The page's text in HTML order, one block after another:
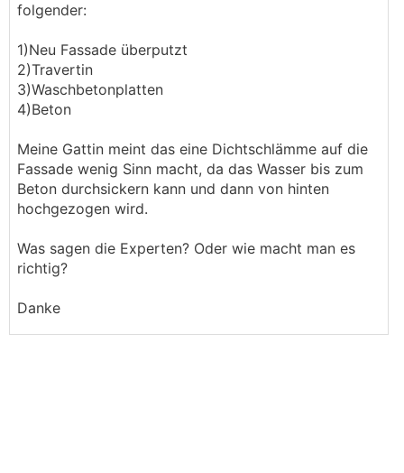
folgender:
1)Neu Fassade überputzt
2)Travertin
3)Waschbetonplatten
4)Beton
Meine Gattin meint das eine Dichtschlämme auf die
Fassade wenig Sinn macht, da das Wasser bis zum
Beton durchsickern kann und dann von hinten
hochgezogen wird.
Was sagen die Experten? Oder wie macht man es
richtig?
Danke